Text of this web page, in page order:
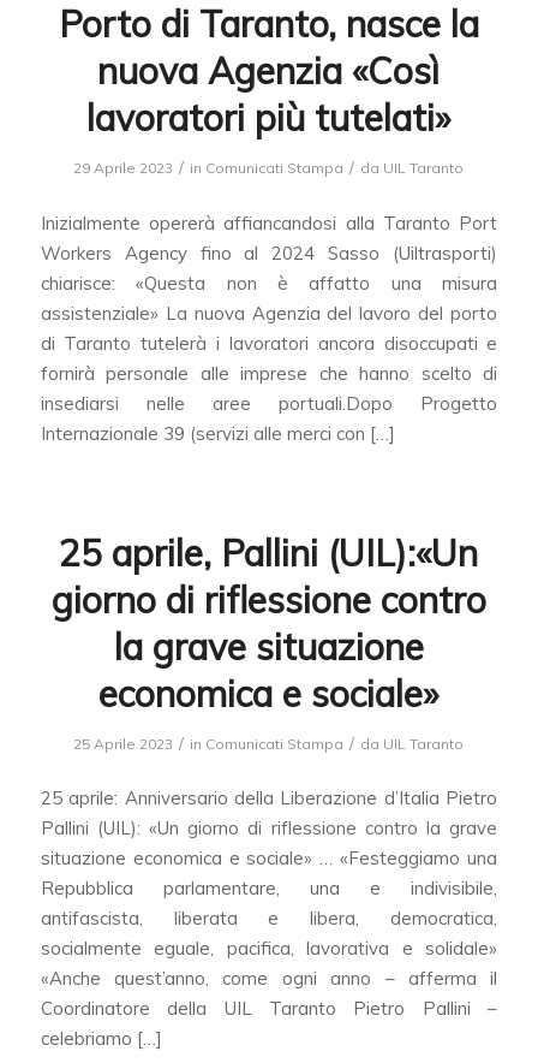
Porto di Taranto, nasce la
nuova Agenzia «Così
lavoratori più tutelati»
29 Aprile 2023 / in Comunicati Stampa / da UIL Taranto
Inizialmente opererà affiancandosi alla Taranto Port
Workers Agency fino al 2024 Sasso (Uiltrasporti)
chiarisce: «Questa non è affatto una misura
assistenziale» La nuova Agenzia del lavoro del porto
di Taranto tutelerà i lavoratori ancora disoccupati e
fornirà personale alle imprese che hanno scelto di
insediarsi nelle aree portuali.Dopo Progetto
Internazionale 39 (servizi alle merci con […]
25 aprile, Pallini (UIL):«Un
giorno di riflessione contro
la grave situazione
economica e sociale»
25 Aprile 2023 / in Comunicati Stampa / da UIL Taranto
25 aprile: Anniversario della Liberazione d’Italia Pietro
Pallini (UIL): «Un giorno di riflessione contro la grave
situazione economica e sociale» … «Festeggiamo una
Repubblica parlamentare, una e indivisibile,
antifascista, liberata e libera, democratica,
socialmente eguale, pacifica, lavorativa e solidale»
«Anche quest’anno, come ogni anno – afferma il
Coordinatore della UIL Taranto Pietro Pallini –
celebriamo […]